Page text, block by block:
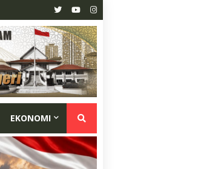
EKONOMI